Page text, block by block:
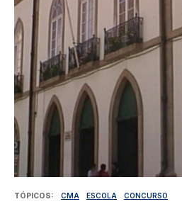
TÓPICOS CMA ESCOLA CONCURSO